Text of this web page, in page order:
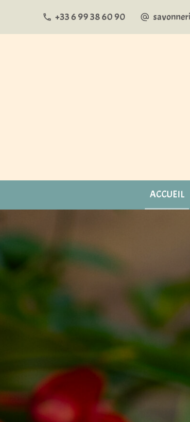
+33 6 99 38 60 90
ACCUEIL